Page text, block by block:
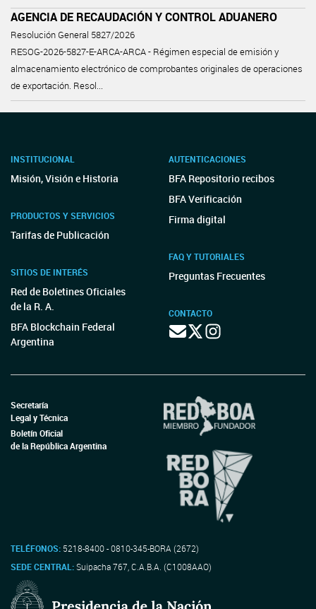
AGENCIA DE RECAUDACIÓN Y CONTROL ADUANERO
Resolución General 5827/2026
RESOG-2026-5827-E-ARCA-ARCA - Régimen especial de emisión y
almacenamiento electrónico de comprobantes originales de operaciones
de exportación. Resol...
INSTITUCIONAL
Misión, Visión e Historia
PRODUCTOS Y SERVICIOS
Tarifas de Publicación
SITIOS DE INTERÉS
Red de Boletines Oficiales
de la R. A.
BFA Blockchain Federal
Argentina
AUTENTICACIONES
BFA Repositorio recibos
BFA Verificación
Firma digital
FAQ Y TUTORIALES
Preguntas Frecuentes
CONTACTO
Secretaría
Legal y Técnica
Boletín Oficial
de la República Argentina
TELÉFONOS: 5218-8400 - 0810-345-BORA (2672)
SEDE CENTRAL:Suipacha 767, C.A.B.A. (C1008AAO)